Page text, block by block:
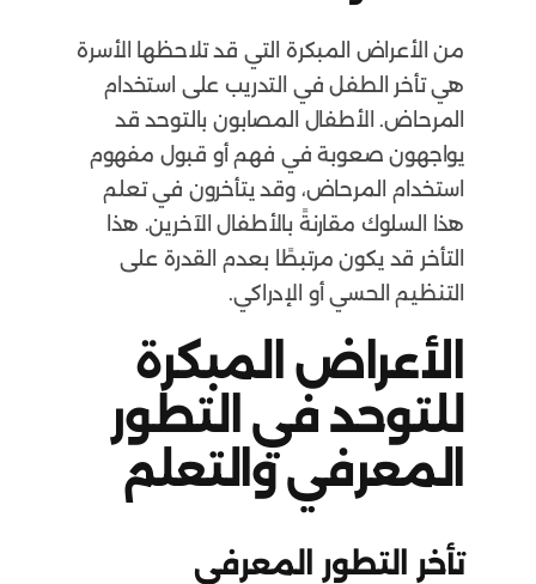
من الأعراض المبكرة التي قد تلاحظها الأسرة
هي تأخر الطفل في التدريب على استخدام
المرحاض. الأطفال المصابون بالتوحد قد
يواجهون صعوبة في فهم أو قبول مفهوم
استخدام المرحاض، وقد يتأخرون في تعلم
هذا السلوك مقارنةً بالأطفال الآخرين. هذا
التأخر قد يكون مرتبطًا بعدم القدرة على
التنظيم الحسي أو الإدراكي.
الأعراض المبكرة
للتوحد في التطور
المعرفي والتعلم
تأخر التطور المعرفي